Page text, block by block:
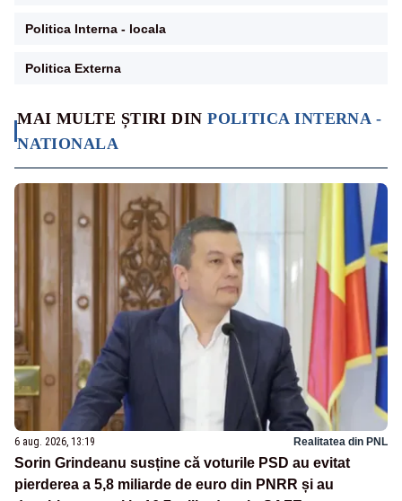
MAI MULTE ȘTIRI DINPOLITICA INTERNA -
NATIONALA
6 aug. 2026, 13:19 Realitatea din PNL
Sorin Grindeanu susține că voturile PSD au evitat
pierderea a 5,8 miliarde de euro din PNRR și au
Politica Interna - locala
Politica Externa